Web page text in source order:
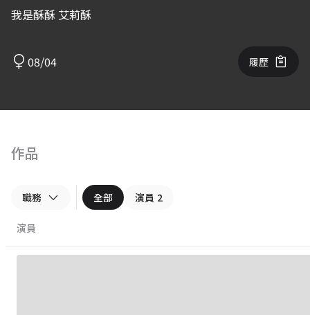
我是酥酥 艾莉酥
08/04 履歷
作品
職務 全部 演員 2
演員